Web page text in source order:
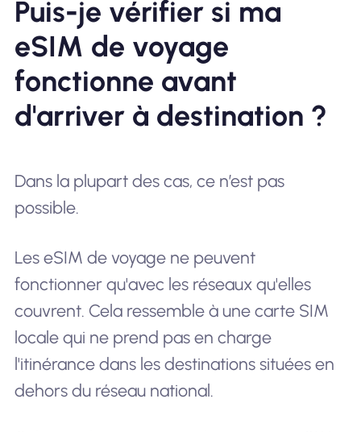
Puis-je vérifier si ma
eSIM de voyage
fonctionne avant
d'arriver à destination ?
Dans la plupart des cas, ce n’est pas
possible.
Les eSIM de voyage ne peuvent
fonctionner qu'avec les réseaux qu'elles
couvrent. Cela ressemble à une carte SIM
locale qui ne prend pas en charge
l'itinérance dans les destinations situées en
dehors du réseau national.